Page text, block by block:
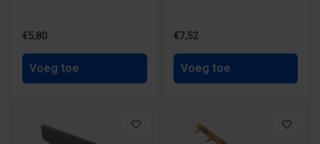
€5,80
Voeg toe
€7,52
Voeg toe